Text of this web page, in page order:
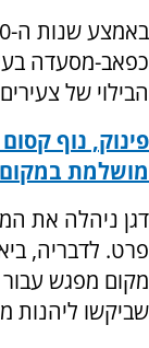
כפאב-מסעדה
הבילוי של
פינוק, נוף
מושלמת
דגן ניהלה את
פרט. לדבריה,
מקום מפגש
שביקשו ליהנות